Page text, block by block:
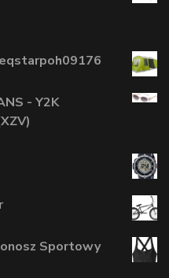
- Y2K
Sportowy